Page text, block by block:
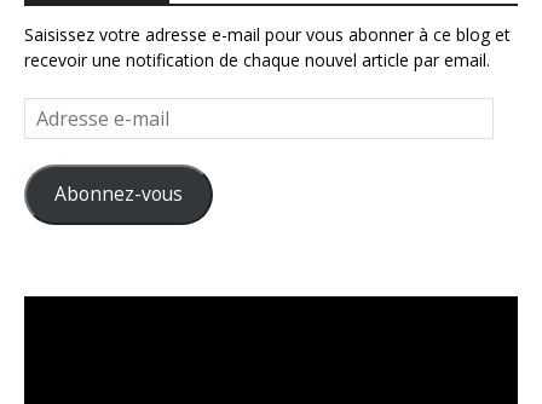
Saisissez votre adresse e-mail pour vous abonner à ce blog et
recevoir une notification de chaque nouvel article par email.
Adresse
e-
mail
Abonnez-vous